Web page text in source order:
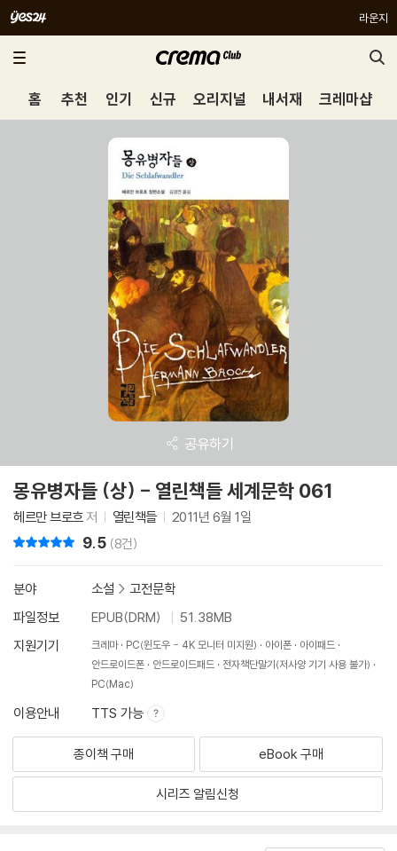
라운지
홈 추천 인기 신규 오리지널 내서재 크레마샵
공유하기
몽유병자들 (상) - 열린책들 세계문학 061
헤르만 브로흐저 열린책들 2011년 6월 1일
9.5 (8건)
분야 소설 > 고전문학
파일정보
EPUB(DRM)
51.38MB
지원기기
크레마 PC(윈도우 - 4K 모니터 미지원) 아이폰
아이패드
안드로이드폰
안드로이드패드
전자책단말기(저사양 기기 사용 불가)
PC(Mac)
이용안내 TTS 가능
종이책 구매 eBook 구매
시리즈 알림신청